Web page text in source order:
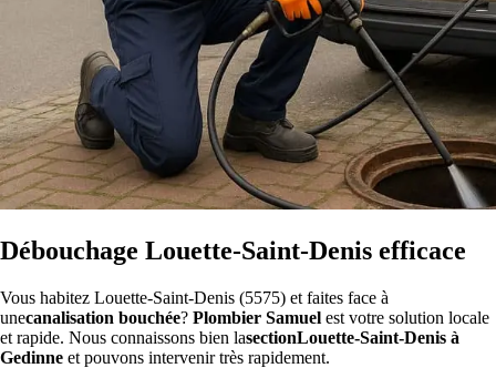
Débouchage Louette-Saint-Denis efficace
Vous habitez Louette-Saint-Denis (5575) et faites face à
unecanalisation bouchée? Plombier Samuel est votre solution locale
et rapide. Nous connaissons bien lasectionLouette-Saint-Denis à
Gedinne et pouvons intervenir très rapidement.